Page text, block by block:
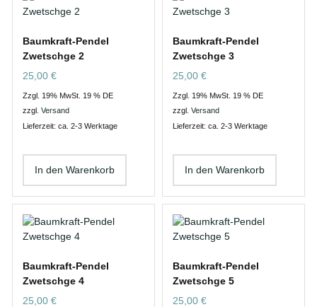
Baumkraft-Pendel
Zwetschge 2
25,00 €
Zzgl. 19% MwSt. 19 % DE
zzgl. Versand
Lieferzeit: ca. 2-3 Werktage
In den Warenkorb
Baumkraft-Pendel
Zwetschge 3
25,00 €
Zzgl. 19% MwSt. 19 % DE
zzgl. Versand
Lieferzeit: ca. 2-3 Werktage
In den Warenkorb
Baumkraft-Pendel
Zwetschge 4
25,00 €
Baumkraft-Pendel
Zwetschge 5
25,00 €